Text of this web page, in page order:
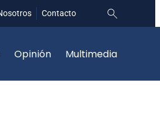
Contacto
Opinión Multimedia